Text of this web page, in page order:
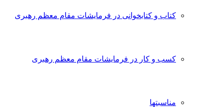
کتاب و کتابخوانی در فرمایشات مقام معظم رهبری
کسب و کار در فرمایشات مقام معظم رهبری
مناسبتها